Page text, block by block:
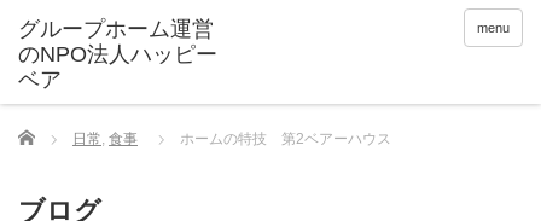
menu
Home 日常, 食事 ホームの特技 第2ベアーハウス
ブログ